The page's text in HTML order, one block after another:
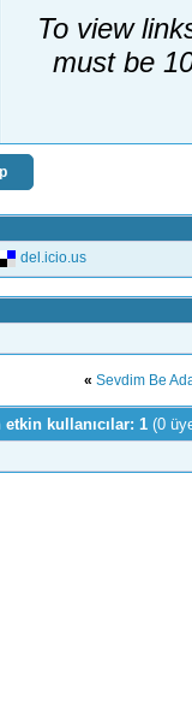
To view
must be
del.icio.us
« Sevdim Be
kullanıcılar: 1 (0